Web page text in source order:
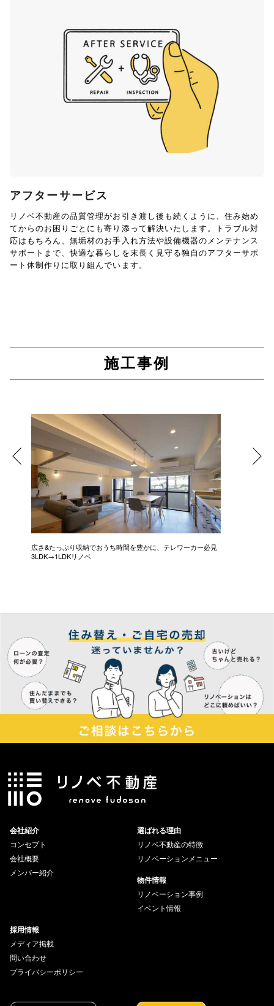
アフターサービス
リノベ不動産の品質管理がお引き渡し後も続くように、住み始め
てからのお困りごとにも寄り添って解決いたします。トラブル対
応はもちろん、無垢材のお手入れ方法や設備機器のメンテナンス
サポートまで、快適な暮らしを末長く見守る独自のアフターサポ
ート体制作りに取り組んでいます。
施工事例
広さ&たっぷり収納でおうち時間を豊かに、テレワーカー必見
3LDK→1LDKリノベ
会社紹介
コンセプト
会社概要
メンバー紹介
選ばれる理由
リノベ不動産の特徴
リノベーションメニュー
物件情報
リノベーション事例
イベント情報
採用情報
メディア掲載
問い合わせ
プライバシーポリシー